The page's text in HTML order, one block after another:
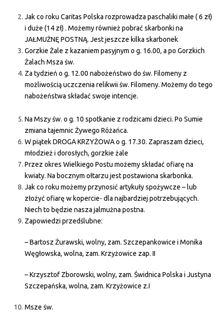
Jak co roku Caritas Polska rozprowadza paschaliki małe ( 6 zł)
i duże (14 zł) . Możemy również pobrać skarbonki na
JAŁMUŻNĘ POSTNĄ. Jest jeszcze kilka skarbonek
Gorzkie Żale z kazaniem pasyjnym o g. 16.00, a po Gorzkich
Żalach Msza św.
Za tydzień o g. 12.00 nabożeństwo do św. Filomeny z
możliwością uczczenia relikwii św. Filomeny. Możemy do tego
nabożeństwa składać swoje intencje.
Na Mszy św. o g. 10 spotkanie z rodzicami dzieci. Po Sumie
zmiana tajemnic Żywego Różańca.
W piątek DROGA KRZYŻOWA o g. 17.30. Zapraszam dzieci,
młodzież i dorosłych, gorzkie żale
Przez okres Wielkiego Postu możemy składać ofiarę na
kwiaty. Na bocznym ołtarzu jest postawiona skarbonka.
Jak co roku możemy przynosić artykuły spożywcze – lub
złożyć ofiarę w kopercie- dla najbardziej potrzebujących.
Niech to będzie nasza jalmużna postna.
Zapowiedzi przedślubne:
– Bartosz Żurawski, wolny, zam. Szczepankowice i Monika
Węgłowska, wolna, zam. Krzyżowice zap. II
– Krzysztof Zborowski, wolny, zam. Świdnica Polska i Justyna
Szczepańska, wolna, zam. Krzyżowice z.I
Msze św.